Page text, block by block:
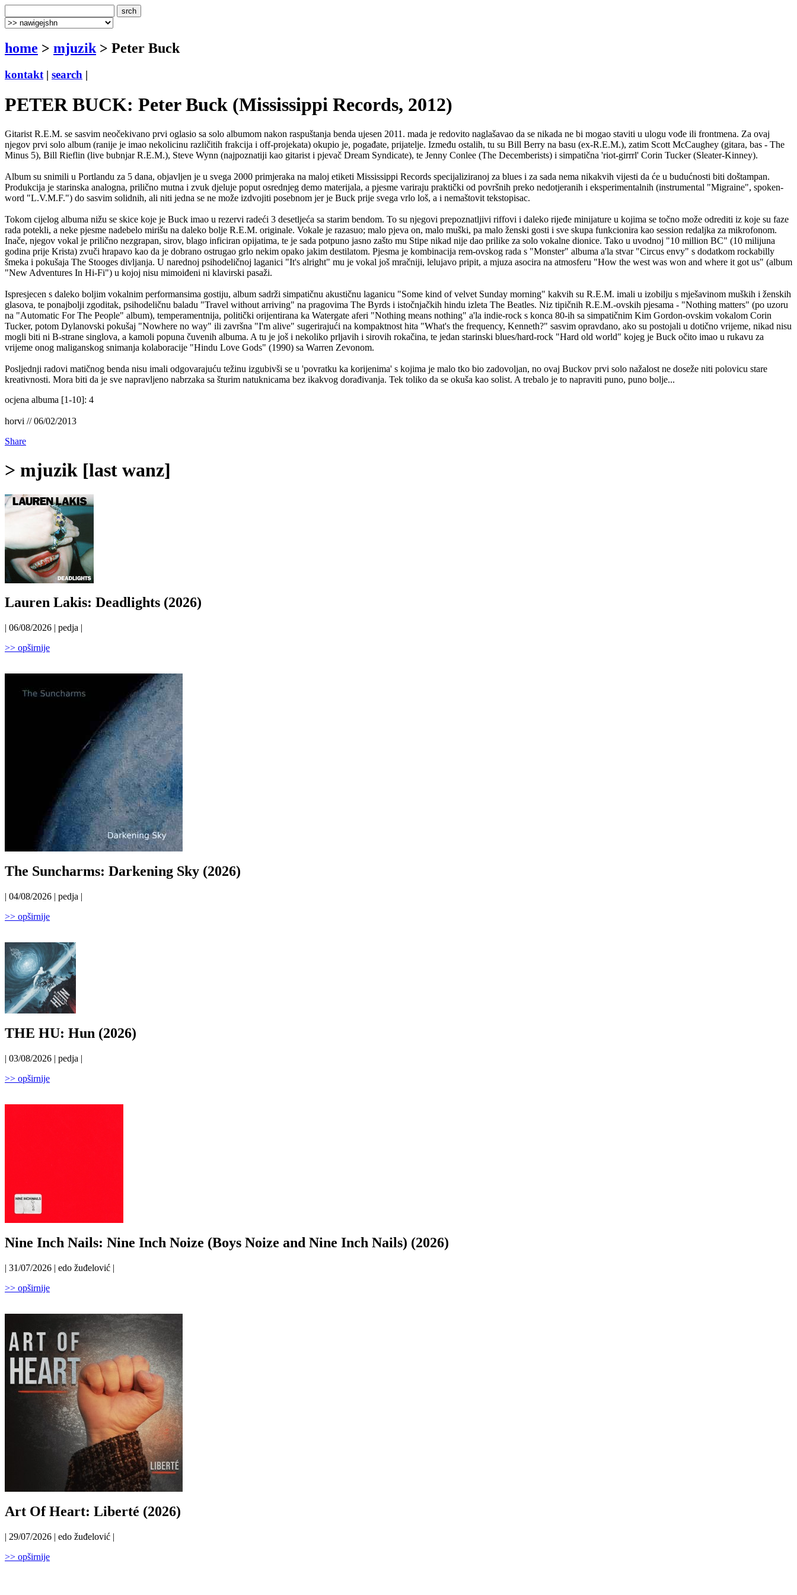
home > mjuzik > Peter Buck
kontakt | search |
PETER BUCK: Peter Buck (Mississippi Records, 2012)
Gitarist R.E.M. se sasvim neočekivano prvi oglasio sa solo albumom nakon raspuštanja benda ujesen 2011. mada je redovito naglašavao da se nikada ne bi mogao staviti u ulogu vođe ili frontmena. Za ovaj
njegov prvi solo album (ranije je imao nekolicinu različitih frakcija i off-projekata) okupio je, pogađate, prijatelje. Između ostalih, tu su Bill Berry na basu (ex-R.E.M.), zatim Scott McCaughey (gitara, bas - The
Minus 5), Bill Rieflin (live bubnjar R.E.M.), Steve Wynn (najpoznatiji kao gitarist i pjevač Dream Syndicate), te Jenny Conlee (The Decemberists) i simpatična 'riot-girrrl' Corin Tucker (Sleater-Kinney).
Album su snimili u Portlandu za 5 dana, objavljen je u svega 2000 primjeraka na maloj etiketi Mississippi Records specijaliziranoj za blues i za sada nema nikakvih vijesti da će u budućnosti biti doštampan.
Produkcija je starinska analogna, prilično mutna i zvuk djeluje poput osrednjeg demo materijala, a pjesme variraju praktički od površnih preko nedotjeranih i eksperimentalnih (instrumental "Migraine", spoken-
word "L.V.M.F.") do sasvim solidnih, ali niti jedna se ne može izdvojiti posebnom jer je Buck prije svega vrlo loš, a i nemaštovit tekstopisac.
Tokom cijelog albuma nižu se skice koje je Buck imao u rezervi radeći 3 desetljeća sa starim bendom. To su njegovi prepoznatljivi riffovi i daleko rijeđe minijature u kojima se točno može odrediti iz koje su faze
rada potekli, a neke pjesme nadebelo mirišu na daleko bolje R.E.M. originale. Vokale je razasuo; malo pjeva on, malo muški, pa malo ženski gosti i sve skupa funkcionira kao session redaljka za mikrofonom.
Inače, njegov vokal je prilično nezgrapan, sirov, blago inficiran opijatima, te je sada potpuno jasno zašto mu Stipe nikad nije dao prilike za solo vokalne dionice. Tako u uvodnoj "10 million BC" (10 milijuna
godina prije Krista) zvuči hrapavo kao da je dobrano ostrugao grlo nekim opako jakim destilatom. Pjesma je kombinacija rem-ovskog rada s "Monster" albuma a'la stvar "Circus envy" s dodatkom rockabilly
šmeka i pokušaja The Stooges divljanja. U narednoj psihodeličnoj laganici "It's alright" mu je vokal još mračniji, lelujavo pripit, a mjuza asocira na atmosferu "How the west was won and where it got us" (album
"New Adventures In Hi-Fi") u kojoj nisu mimoiđeni ni klavirski pasaži.
Ispresjecen s daleko boljim vokalnim performansima gostiju, album sadrži simpatičnu akustičnu laganicu "Some kind of velvet Sunday morning" kakvih su R.E.M. imali u izobilju s mješavinom muških i ženskih
glasova, te ponajbolji zgoditak, psihodeličnu baladu "Travel without arriving" na pragovima The Byrds i istočnjačkih hindu izleta The Beatles. Niz tipičnih R.E.M.-ovskih pjesama - "Nothing matters" (po uzoru
na "Automatic For The People" album), temperamentnija, politički orijentirana ka Watergate aferi "Nothing means nothing" a'la indie-rock s konca 80-ih sa simpatičnim Kim Gordon-ovskim vokalom Corin
Tucker, potom Dylanovski pokušaj "Nowhere no way" ili završna "I'm alive" sugerirajući na kompaktnost hita "What's the frequency, Kenneth?" sasvim opravdano, ako su postojali u dotično vrijeme, nikad nisu
mogli biti ni B-strane singlova, a kamoli popuna čuvenih albuma. A tu je još i nekoliko prljavih i sirovih rokačina, te jedan starinski blues/hard-rock "Hard old world" kojeg je Buck očito imao u rukavu za
vrijeme onog maliganskog snimanja kolaboracije "Hindu Love Gods" (1990) sa Warren Zevonom.
Posljednji radovi matičnog benda nisu imali odgovarajuću težinu izgubivši se u 'povratku ka korijenima' s kojima je malo tko bio zadovoljan, no ovaj Buckov prvi solo nažalost ne doseže niti polovicu stare
kreativnosti. Mora biti da je sve napravljeno nabrzaka sa šturim natuknicama bez ikakvog dorađivanja. Tek toliko da se okuša kao solist. A trebalo je to napraviti puno, puno bolje...
ocjena albuma [1-10]: 4
horvi // 06/02/2013
Share
> mjuzik [last wanz]
Lauren Lakis: Deadlights (2026)
| 06/08/2026 | pedja |
>> opširnije
The Suncharms: Darkening Sky (2026)
| 04/08/2026 | pedja |
>> opširnije
THE HU: Hun (2026)
| 03/08/2026 | pedja |
>> opširnije
Nine Inch Nails: Nine Inch Noize (Boys Noize and Nine Inch Nails) (2026)
| 31/07/2026 | edo žuđelović |
>> opširnije
Art Of Heart: Liberté (2026)
| 29/07/2026 | edo žuđelović |
>> opširnije